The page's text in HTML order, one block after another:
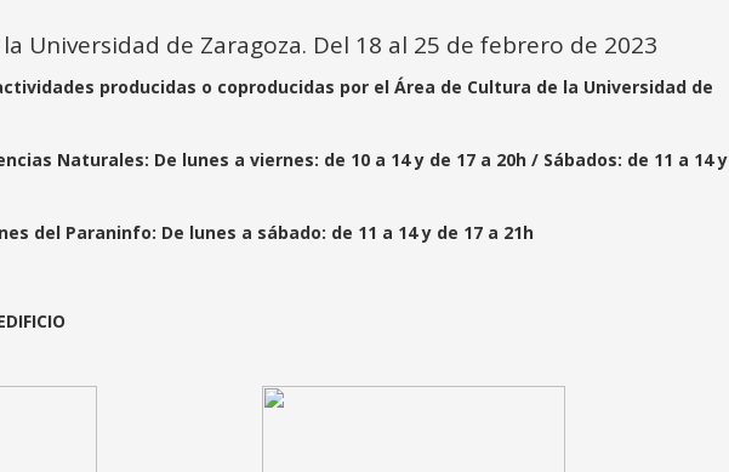
Universidad de Zaragoza. Del 18 al 25 de febrero de 2023
producidas o coproducidas por el Área de Cultura de la Universidad de
Naturales: De lunes a viernes: de 10 a 14 y de 17 a 20h / Sábados: de 11 a 14 y
del Paraninfo: De lunes a sábado: de 11 a 14 y de 17 a 21h